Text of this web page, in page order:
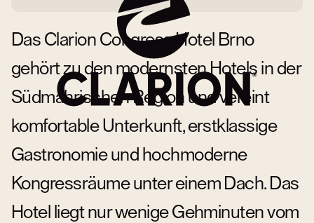
Das Clarion Congress Hotel Brno
gehört zu den modernsten Hotels in der
Südmährischen Region und vereint
komfortable Unterkunft, erstklassige
Gastronomie und hochmoderne
Kongressräume unter einem Dach. Das
Hotel liegt nur wenige Gehminuten vom